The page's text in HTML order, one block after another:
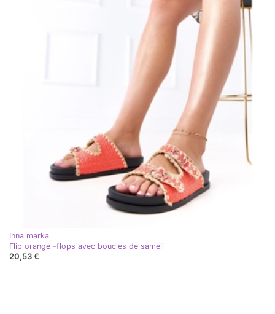
Inna marka
Flip orange -flops avec boucles de sameli
20,53 €